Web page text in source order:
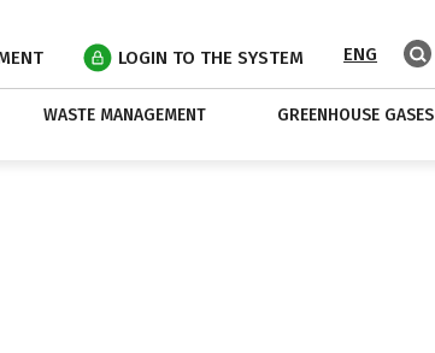
LOGIN TO THE SYSTEM ENG
WASTE MANAGEMENT GREENHOUSE GASES